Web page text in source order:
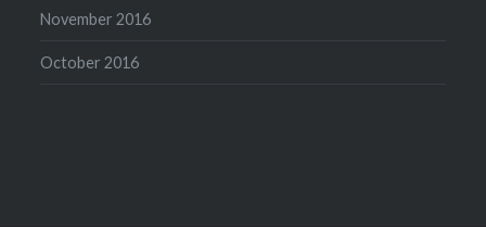
November 2016
October 2016